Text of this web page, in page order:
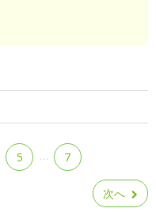
5 … 7
次へ